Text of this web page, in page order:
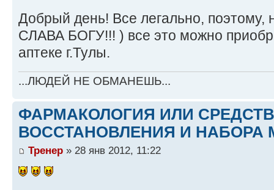
Добрый день! Все легально,
СЛАВА БОГУ!!! ) все это можно
аптеке г.Тулы.
...ЛЮДЕЙ НЕ ОБМАНЕШЬ...
ФАРМАКОЛОГИЯ ИЛИ
ВОССТАНОВЛЕНИЯ И НАБОРА
Тренер » 28 янв 2012, 11:22